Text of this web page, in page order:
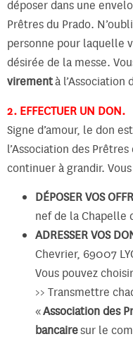
déposer dans une
Prêtres du Prado.
personne pour laquelle
désirée de la messe.
virementà l’Association
2. EFFECTUER UN DON.
Signe d’amour, le don
l’Association des
continuer à grandir.
DÉPOSER VOS
nef de la Chapelle
ADRESSER VOS
Chevrier, 69007
Vous pouvez
>> Transmettre
«Association des
bancairesur le